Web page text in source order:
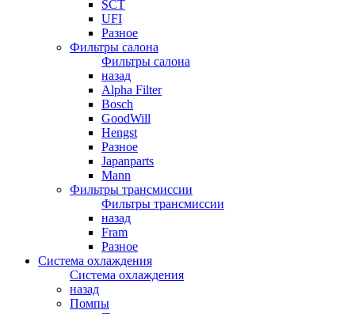
SCT
UFI
Разное
Фильтры салона
Фильтры салона
назад
Alpha Filter
Bosch
GoodWill
Hengst
Разное
Japanparts
Mann
Фильтры трансмиссии
Фильтры трансмиссии
назад
Fram
Разное
Система охлаждения
Система охлаждения
назад
Помпы